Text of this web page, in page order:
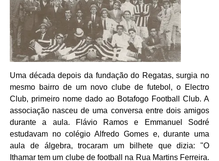
Uma década depois da fundação do Regatas, surgia no
mesmo bairro de um novo clube de futebol, o Electro
Club, primeiro nome dado ao Botafogo Football Club. A
associação nasceu de uma conversa entre dois amigos
durante a aula. Flávio Ramos e Emmanuel Sodré
estudavam no colégio Alfredo Gomes e, durante uma
aula de álgebra, trocaram um bilhete que dizia: "O
Ithamar tem um clube de football na Rua Martins Ferreira.